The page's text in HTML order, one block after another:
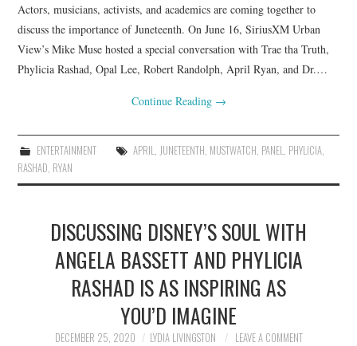
Actors, musicians, activists, and academics are coming together to
discuss the importance of Juneteenth. On June 16, SiriusXM Urban
View’s Mike Muse hosted a special conversation with Trae tha Truth,
Phylicia Rashad, Opal Lee, Robert Randolph, April Ryan, and Dr.…
Continue Reading →
ENTERTAINMENT APRIL, JUNETEENTH, MUSTWATCH, PANEL, PHYLICIA,
RASHAD, RYAN
DISCUSSING DISNEY’S SOUL WITH
ANGELA BASSETT AND PHYLICIA
RASHAD IS AS INSPIRING AS
YOU’D IMAGINE
DECEMBER 25, 2020 LYDIA LIVINGSTON LEAVE A COMMENT